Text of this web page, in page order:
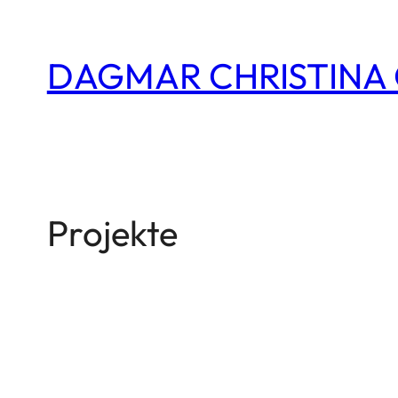
springenDAGMAR CHRISTINA
Projekte